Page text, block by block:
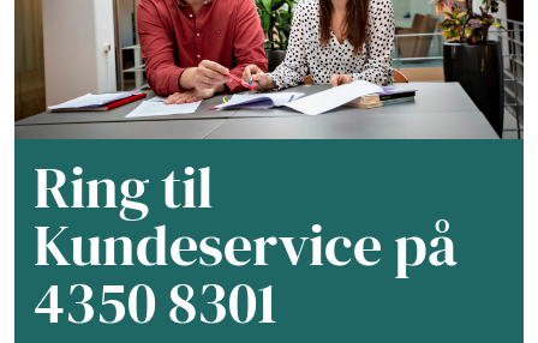
Ring til
Kundeservice på
4350 8301